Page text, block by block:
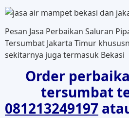
Pesan Jasa Perbaikan Saluran
Tersumbat Jakarta Timur
sekitarnya juga termasuk Bekasi
Order
tersumbat
081213249197